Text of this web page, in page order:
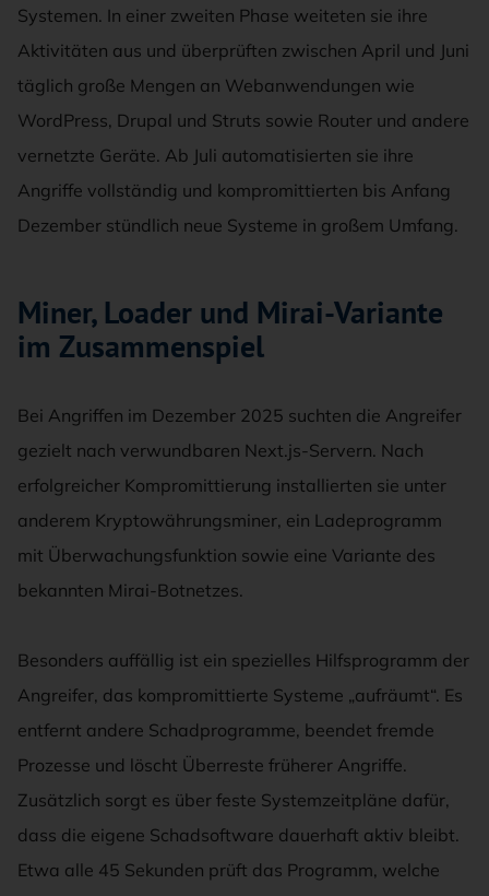
Systemen. In einer zweiten Phase weiteten sie ihre
Aktivitäten aus und überprüften zwischen April und Juni
täglich große Mengen an Webanwendungen wie
WordPress, Drupal und Struts sowie Router und andere
vernetzte Geräte. Ab Juli automatisierten sie ihre
Angriffe vollständig und kompromittierten bis Anfang
Dezember stündlich neue Systeme in großem Umfang.
Miner, Loader und Mirai-Variante
im Zusammenspiel
Bei Angriffen im Dezember 2025 suchten die Angreifer
gezielt nach verwundbaren Next.js-Servern. Nach
erfolgreicher Kompromittierung installierten sie unter
anderem Kryptowährungsminer, ein Ladeprogramm
mit Überwachungsfunktion sowie eine Variante des
bekannten Mirai-Botnetzes.
Besonders auffällig ist ein spezielles Hilfsprogramm der
Angreifer, das kompromittierte Systeme „aufräumt“. Es
entfernt andere Schadprogramme, beendet fremde
Prozesse und löscht Überreste früherer Angriffe.
Zusätzlich sorgt es über feste Systemzeitpläne dafür,
dass die eigene Schadsoftware dauerhaft aktiv bleibt.
Etwa alle 45 Sekunden prüft das Programm, welche